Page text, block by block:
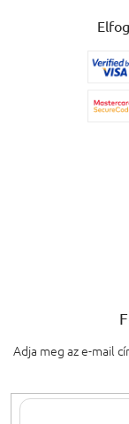
Adja meg az e-mail